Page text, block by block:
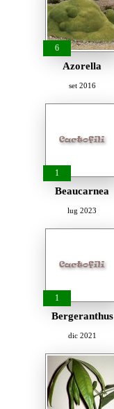
6
Azorella
set 2016
1
Beaucarnea
lug 2023
1
Bergeranthus
dic 2021